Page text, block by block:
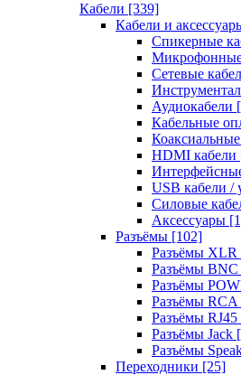
Кабели [339]
Кабели и
Спикерные
Микрофонные
Сетевые
Аудиокабели
Кабельные
HDMI кабели
USB кабели /
Силовые
Аксессуары
Разъёмы [102]
Разъёмы XLR
Разъёмы BNC
Разъёмы
Разъёмы RCA
Разъёмы RJ45
Разъёмы Jack
Разъёмы
Переходники [25]